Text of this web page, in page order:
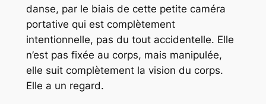
danse, par le biais de cette petite caméra
portative qui est complètement
intentionnelle, pas du tout accidentelle. Elle
n’est pas fixée au corps, mais manipulée,
elle suit complètement la vision du corps.
Elle a un regard.